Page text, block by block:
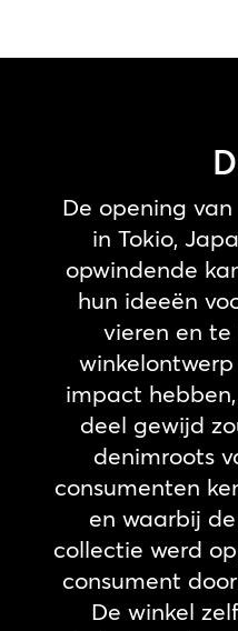
De opening
in Tokio,
opwindende
hun ideeën
vieren en
impact
deel gewijd
denimroots
consumenten
en waarbij
collectie werd
consument
De winkel